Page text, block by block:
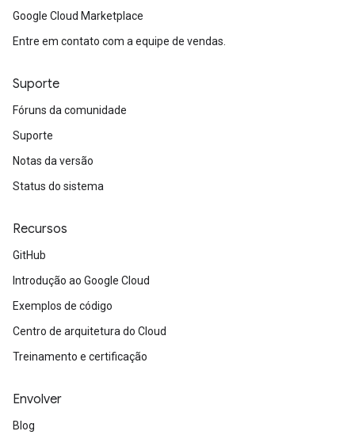
Google Cloud Marketplace
Entre em contato com a equipe de vendas.
Suporte
Fóruns da comunidade
Suporte
Notas da versão
Status do sistema
Recursos
GitHub
Introdução ao Google Cloud
Exemplos de código
Centro de arquitetura do Cloud
Treinamento e certificação
Envolver
Blog